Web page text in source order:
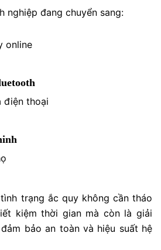
nghiệp đang chuyển sang:
online
điện thoại
trạng ắc quy không cần tháo
kiệm thời gian mà còn là giải
bảo an toàn và hiệu suất hệ